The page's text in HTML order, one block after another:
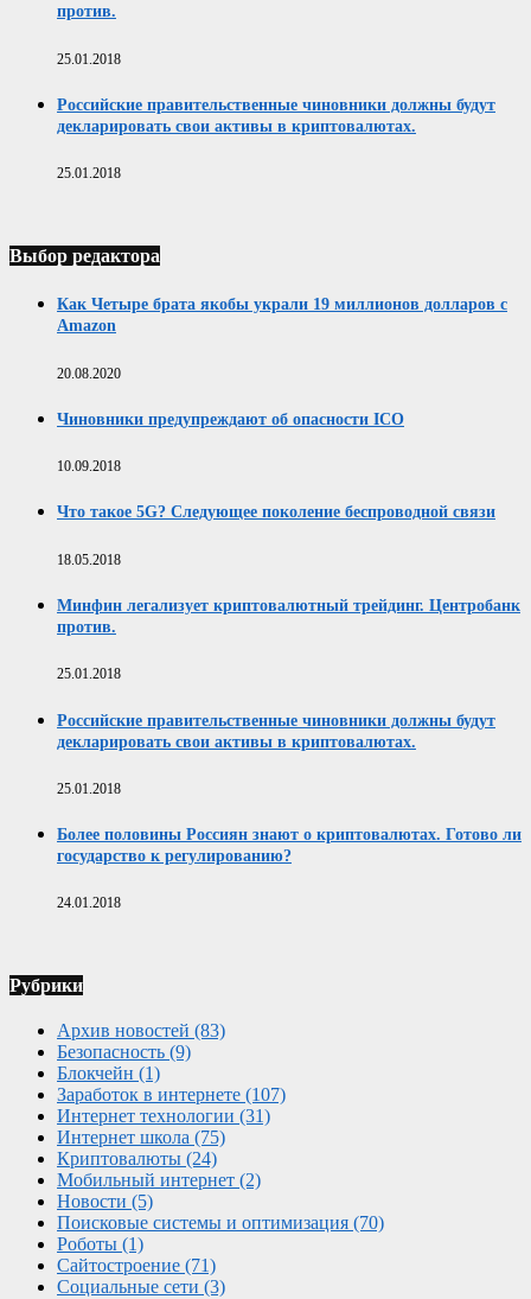
против.
25.01.2018
Российские правительственные чиновники должны будут
декларировать свои активы в криптовалютах.
25.01.2018
Выбор редактора
Как Четыре брата якобы украли 19 миллионов долларов с
Amazon
20.08.2020
Чиновники предупреждают об опасности ICO
10.09.2018
Что такое 5G? Следующее поколение беспроводной связи
18.05.2018
Минфин легализует криптовалютный трейдинг. Центробанк
против.
25.01.2018
Российские правительственные чиновники должны будут
декларировать свои активы в криптовалютах.
25.01.2018
Более половины Россиян знают о криптовалютах. Готово ли
государство к регулированию?
24.01.2018
Рубрики
Архив новостей (83)
Безопасность (9)
Блокчейн (1)
Заработок в интернете (107)
Интернет технологии (31)
Интернет школа (75)
Криптовалюты (24)
Мобильный интернет (2)
Новости (5)
Поисковые системы и оптимизация (70)
Роботы (1)
Сайтостроение (71)
Социальные сети (3)